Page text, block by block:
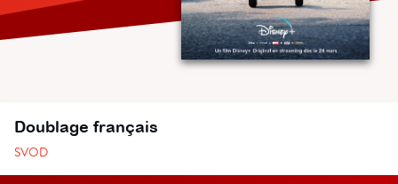
Doublage français
SVOD